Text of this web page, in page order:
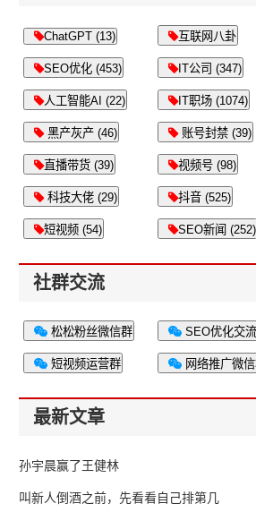
ChatGPT (13) 互联网八卦
SEO优化 (453) IT公司 (347)
人工智能AI (22) IT职场 (1074)
黑产灰产 (46) 账号封禁 (39)
直播带货 (39) 视频号 (98)
科技大佬 (29) 抖音 (525)
短视频 (54) SEO新闻 (252)
社群交流
松松粉丝微信群 SEO优化交
短视频运营群 网络推广微
最新文章
孙宇晨赢了王健林
叫新人倒酒之前，先看看自己排第几